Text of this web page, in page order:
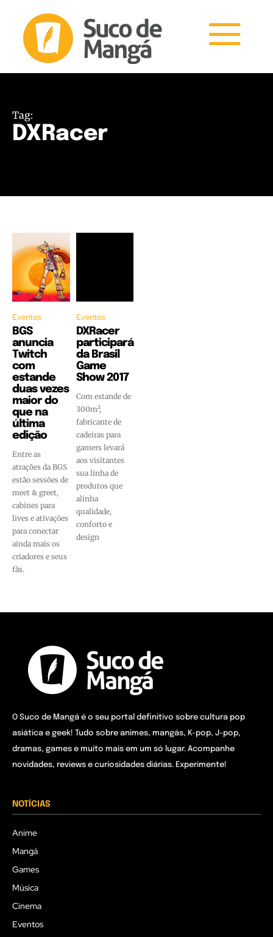
Tag:
DXRacer
Eventos
BGS
anuncia
Twitch
com
estande
duas vezes
maior do
que na
última
edição
Entre as
atrações da BGS
estão sessões de
meet & greet,
cabines para
lives e ativações
para conectar
ainda mais os
criadores e seus
fãs.
Eventos
DXRacer
participará
da Brasil
Game
Show 2017
Com estande de
300m²,
fabricante de
cadeiras para
gamers levará
aos visitantes
sua linha de
produtos que
alinha
qualidade,
conforto e
design
O Suco de Mangá é o seu portal definitivo sobre cultura pop
asiática e geek! Tudo sobre animes, mangás, K-pop, J-pop,
dramas, games e muito mais em um só lugar. Acompanhe
novidades, reviews e curiosidades diárias. Experimente!
NOTÍCIAS
Anime
Mangá
Games
Música
Cinema
Eventos